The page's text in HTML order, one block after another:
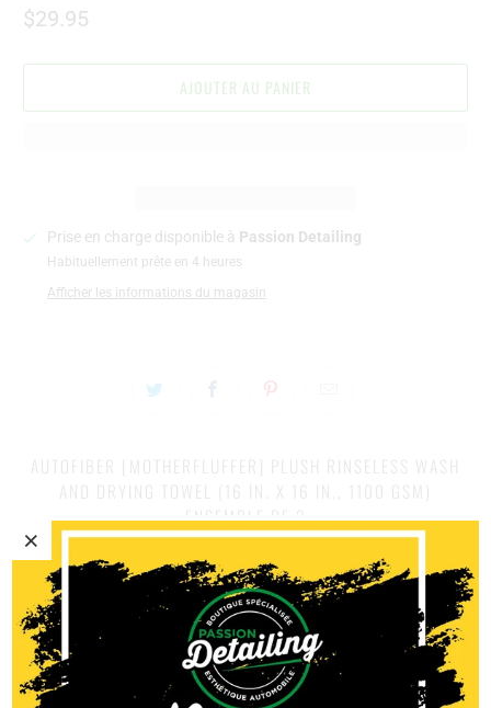
$29.95
AJOUTER AU PANIER
Prise en charge disponible à Passion Detailing
Habituellement prête en 4 heures
Afficher les informations du magasin
AUTOFIBER [MOTHERFLUFFER] PLUSH RINSELESS WASH
AND DRYING TOWEL (16 IN. X 16 IN., 1100 GSM)
ENSEMBLE DE 2
ENSEMBLE DE 2
– Vous obtenez deux linges hyper dense et doux
de 175 grammes seulement. Ces microfibres sont parfaites pour
les lavages sans eau, sans rincage, pour l'époussetage ou pour
essuyer votre voiture.